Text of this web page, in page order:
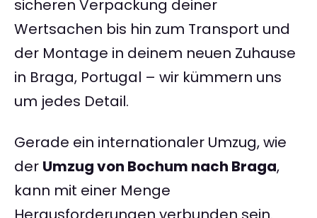
sicheren Verpackung deiner
Wertsachen bis hin zum Transport und
der Montage in deinem neuen Zuhause
in Braga, Portugal – wir kümmern uns
um jedes Detail.
Gerade ein internationaler Umzug, wie
der Umzug von Bochum nach Braga,
kann mit einer Menge